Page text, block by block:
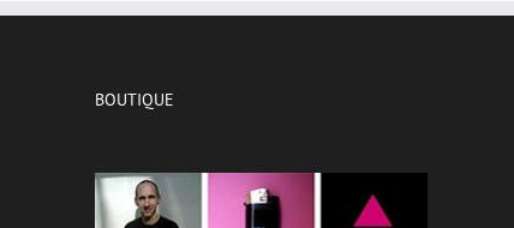
BOUTIQUE